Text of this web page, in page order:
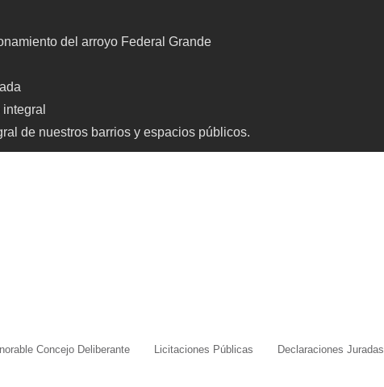
del arroyo Federal Grande
de nuestros barrios y espacios públicos.
Concejo Deliberante Licitaciones Públicas Declaraciones Juradas